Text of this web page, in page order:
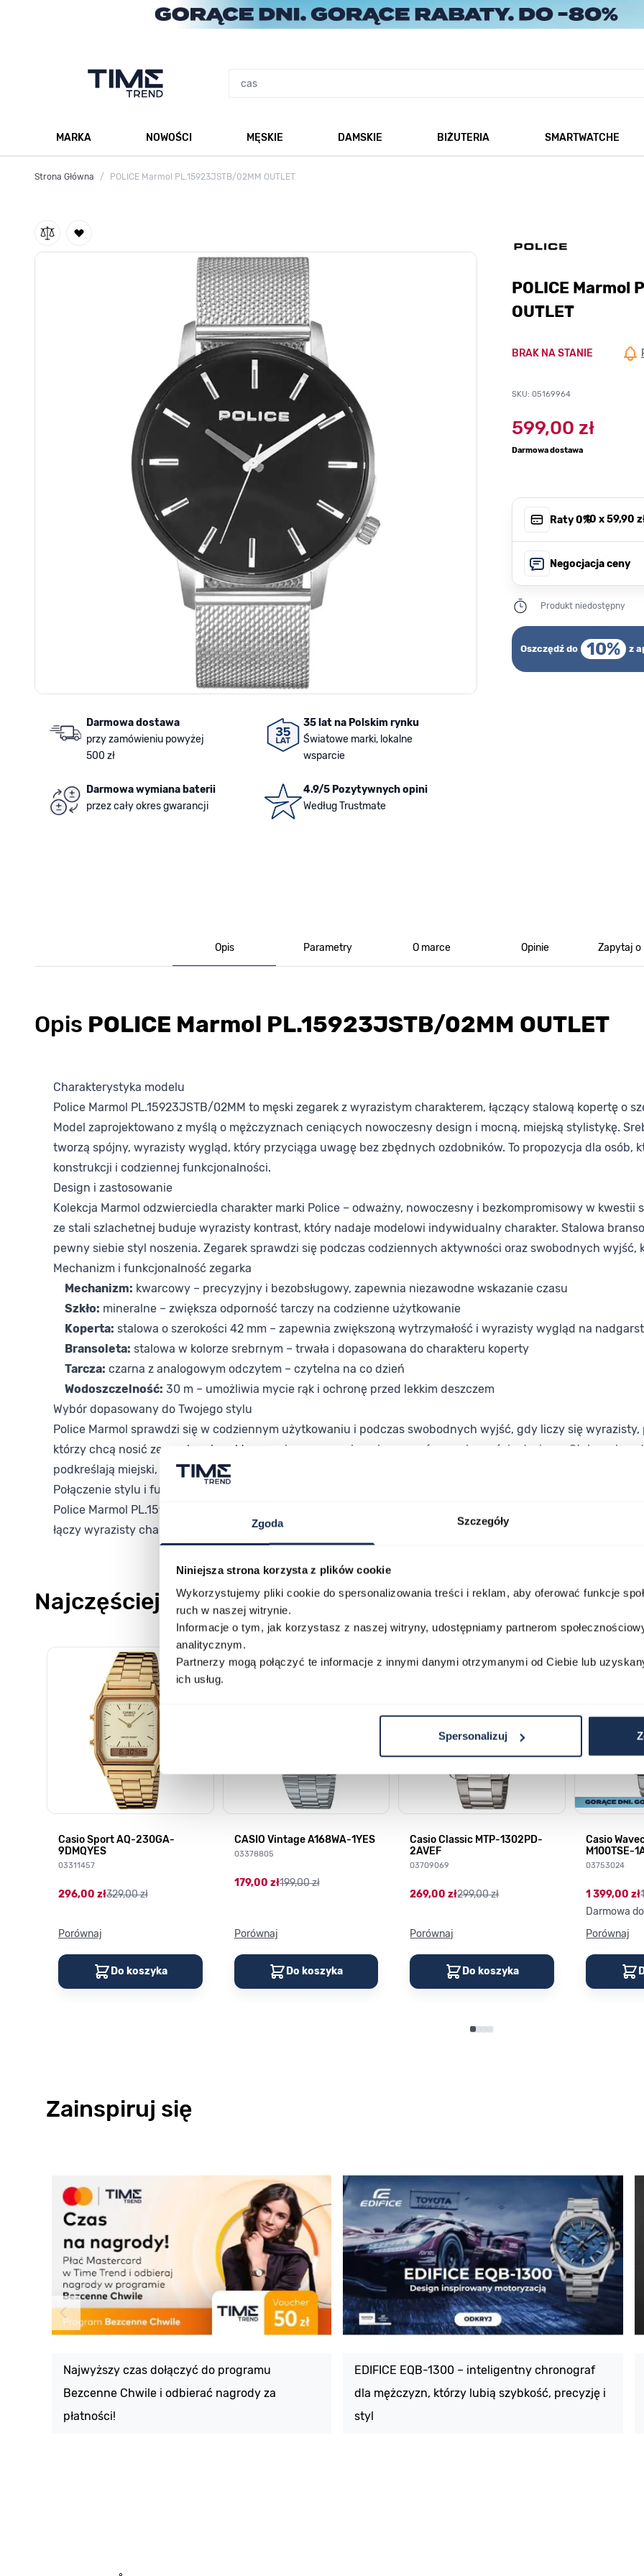
Zgoda Szczegóły
Niniejsza strona korzysta z plików cookie
Wykorzystujemy pliki cookie do spersonalizowania treści i reklam, aby oferować funkcje
ruch w naszej witrynie.
Informacje o tym, jak korzystasz z naszej witryny, udostępniamy partnerom
analitycznym.
Partnerzy mogą połączyć te informacje z innymi danymi otrzymanymi od Ciebie lub
ich usług.
Spersonalizuj
MARKA
NOWOŚCI
MĘSKIE
DAMSKIE
BIŻUTERIA
SMARTWATCHE
Strona Główna / POLICE Marmol PL.15923JSTB/02MM OUTLET
Darmowa dostawa
przy zamówieniu powyżej
500 zł
35 lat na Polskim rynku
Światowe marki, lokalne
wsparcie
Darmowa wymiana baterii
przez cały okres gwarancji
4.9/5 Pozytywnych opini
Według Trustmate
POLICE Marmol
OUTLET
BRAK NA STANIE
SKU: 05169964
599,00 zł
Darmowa dostawa
Raty 0%, 10 x59,90
Negocjacja ceny
Produkt niedostępny
Oszczędź do 10% z
Opis Parametry O marce Opinie Zapytaj o
Opis POLICE Marmol PL.15923JSTB/02MM OUTLET
Charakterystyka modelu
Police Marmol PL.15923JSTB/02MM to męski zegarek z wyrazistym charakterem, łączący stalową kopertę o
Model zaprojektowano z myślą o mężczyznach ceniących nowoczesny design i mocną, miejską stylistykę.
tworzą spójny, wyrazisty wygląd, który przyciąga uwagę bez zbędnych ozdobników. To propozycja dla osób,
konstrukcji i codziennej funkcjonalności.
Design i zastosowanie
Kolekcja Marmol odzwierciedla charakter marki Police – odważny, nowoczesny i bezkompromisowy w
ze stali szlachetnej buduje wyrazisty kontrast, który nadaje modelowi indywidualny charakter. Stalowa
pewny siebie styl noszenia. Zegarek sprawdzi się podczas codziennych aktywności oraz swobodnych wyjść,
Mechanizm i funkcjonalność zegarka
Mechanizm: kwarcowy – precyzyjny i bezobsługowy, zapewnia niezawodne wskazanie czasu
Szkło: mineralne – zwiększa odporność tarczy na codzienne użytkowanie
Koperta: stalowa o szerokości 42 mm – zapewnia zwiększoną wytrzymałość i wyrazisty wygląd na
Bransoleta: stalowa w kolorze srebrnym – trwała i dopasowana do charakteru koperty
Tarcza: czarna z analogowym odczytem – czytelna na co dzień
Wodoszczelność: 30 m – umożliwia mycie rąk i ochronę przed lekkim deszczem
Wybór dopasowany do Twojego stylu
Police Marmol sprawdzi się w codziennym użytkowaniu i podczas swobodnych wyjść, gdy liczy się
którzy chcą nosić zegarek z charakterem – bez przepychu, ale z wyraźną osobowością designu. Stalowa
podkreślają miejski, nowoczesny styl noszenia.
Połączenie stylu i funkcjonalności
Police Marmol PL.15923JSTB/02MM to propozycja dla osób, które cenią odważny design i codzienną
łączy wyrazisty charakter kolekcji Marmol z solidną konstrukcją ze stali szlachetnej i przekonaj się, jak dobrze
Najczęściej kupowane
Poruszanie się po elementach karuzeli jest możliwe za pomocą klawisza tabulacji. Możesz pominąć karuzelę lub przejść
Naciśnij, aby pominąć karuzelę
Naciśnij, aby przejść do nawigacji karuzeli
Casio Sport AQ-230GA-
9DMQYES
03311457
296,00 zł329,00 zł
Porównaj
Do koszyka
CASIO Vintage A168WA-1YES
03378805
179,00 zł199,00 zł
Porównaj
Do koszyka
Casio Classic MTP-1302PD-
2AVEF
03709069
269,00 zł299,00 zł
Porównaj
Do koszyka
Casio
M100TSE-
03753024
1 399,00 zł
Darmowa
Porównaj
Zainspiruj się
Najwyższy czas dołączyć do programu
Bezcenne Chwile i odbierać nagrody za
płatności!
EDIFICE EQB-1300 – inteligentny chronograf
dla mężczyzn, którzy lubią szybkość, precyzję i
styl